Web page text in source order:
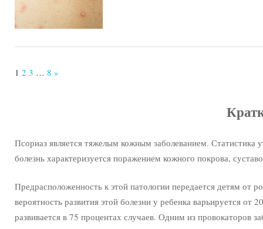
1 2 3 … 8 Next
»
Псориаз является тяжелым кожным заболеванием. Статистика
болезнь характеризуется поражением кожного покрова,
Предрасположенность к этой патологии передается детям от
вероятность развития этой болезни у ребенка варьируется
развивается в 75 процентах случаев. Одним из провокаторов